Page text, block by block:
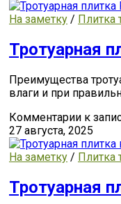
На заметку / Плитка
Тротуарная
Преимущества
влаги и при
Комментарии к
27 августа, 2025
На заметку / Плитка
Тротуарная